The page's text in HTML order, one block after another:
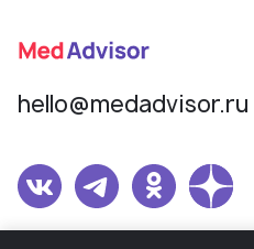
hello@medadvisor.ru